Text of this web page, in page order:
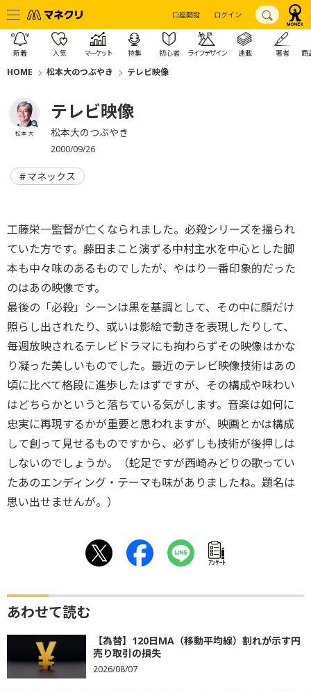
口座開設 ログイン
新着 人気 マーケット 特集 初心者 ライフデザイン 連載 著者 商
HOME 松本大のつぶやき テレビ映像
松本 大
テレビ映像
松本大のつぶやき
2000/09/26
マネックス
工藤栄一監督が亡くなられました。必殺シリーズを撮られ
ていた方です。藤田まこと演ずる中村主水を中心とした脚
本も中々味のあるものでしたが、やはり一番印象的だった
のはあの映像です。
最後の「必殺」シーンは黒を基調として、その中に顔だけ
照らし出されたり、或いは影絵で動きを表現したりして、
毎週放映されるテレビドラマにも拘わらずその映像はかな
り凝った美しいものでした。最近のテレビ映像技術はあの
頃に比べて格段に進歩したはずですが、その構成や味わい
はどちらかというと落ちている気がします。音楽は如何に
忠実に再現するかが重要と思われますが、映画とかは構成
して創って見せるものですから、必ずしも技術が後押しは
しないのでしょうか。（蛇足ですが西崎みどりの歌ってい
たあのエンディング・テーマも味がありましたね。題名は
思い出せませんが。）
ｱﾝｹｰﾄ
あわせて読む
【為替】120日MA（移動平均線）割れが示す円
売り取引の損失
2026/08/07